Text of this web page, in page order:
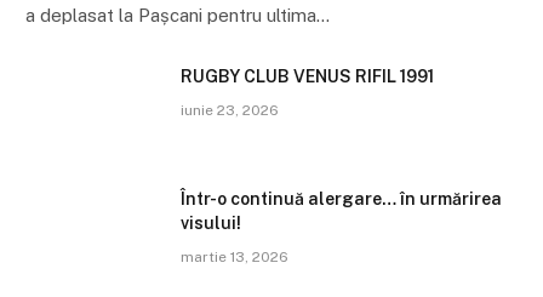
a deplasat la Pașcani pentru ultima…
RUGBY CLUB VENUS RIFIL 1991
iunie 23, 2026
Într-o continuă alergare… în urmărirea
visului!
martie 13, 2026